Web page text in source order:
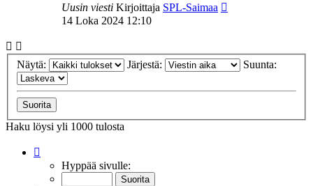
Uusin viesti Kirjoittaja SPL-Saimaa
14 Loka 2024 12:10
Näytä: Järjestä: Suunta:
Haku löysi yli 1000 tulosta
20 Hyppää sivulle: